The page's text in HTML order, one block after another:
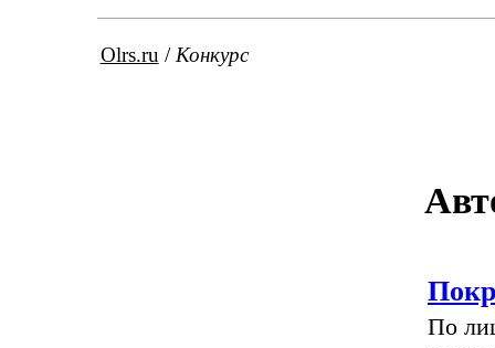
Olrs.ru / Конкурс
По